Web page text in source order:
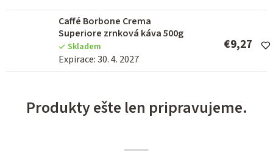
Caffé Borbone Crema
Superiore zrnková káva 500g
Skladem
Expirace: 30. 4. 2027
€9,27
Produkty ešte len pripravujeme.